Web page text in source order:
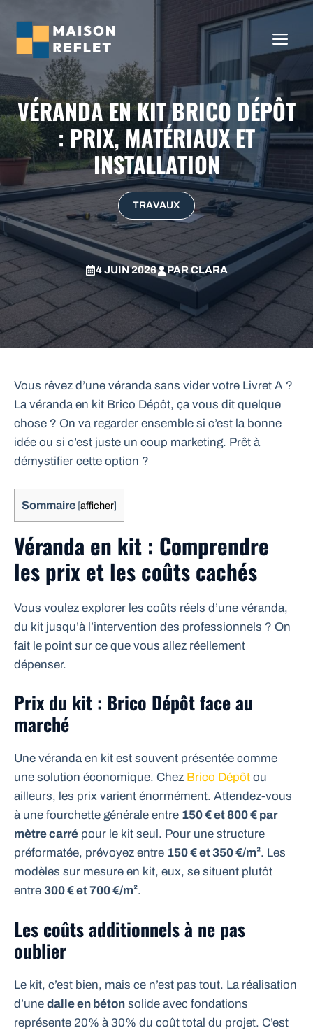
contenu
VÉRANDA EN KIT BRICO DÉPÔT
: PRIX, MATÉRIAUX ET
INSTALLATION
TRAVAUX
4 JUIN 2026 PARCLARA
Vous rêvez d’une véranda sans vider votre Livret A ?
La véranda en kit Brico Dépôt, ça vous dit quelque
chose ? On va regarder ensemble si c’est la bonne
idée ou si c’est juste un coup marketing. Prêt à
démystifier cette option ?
Sommaire [afficher]
Véranda en kit : Comprendre
les prix et les coûts cachés
Vous voulez explorer les coûts réels d’une véranda,
du kit jusqu’à l’intervention des professionnels ? On
fait le point sur ce que vous allez réellement
dépenser.
Prix du kit : Brico Dépôt face au
marché
Une véranda en kit est souvent présentée comme
une solution économique. Chez Brico Dépôt ou
ailleurs, les prix varient énormément. Attendez-vous
à une fourchette générale entre 150 € et 800 € par
mètre carré pour le kit seul. Pour une structure
préformatée, prévoyez entre 150 € et 350 €/m². Les
modèles sur mesure en kit, eux, se situent plutôt
entre 300 € et 700 €/m².
Les coûts additionnels à ne pas
oublier
Le kit, c’est bien, mais ce n’est pas tout. La réalisation
d’une dalle en béton solide avec fondations
représente 20% à 30% du coût total du projet. C’est